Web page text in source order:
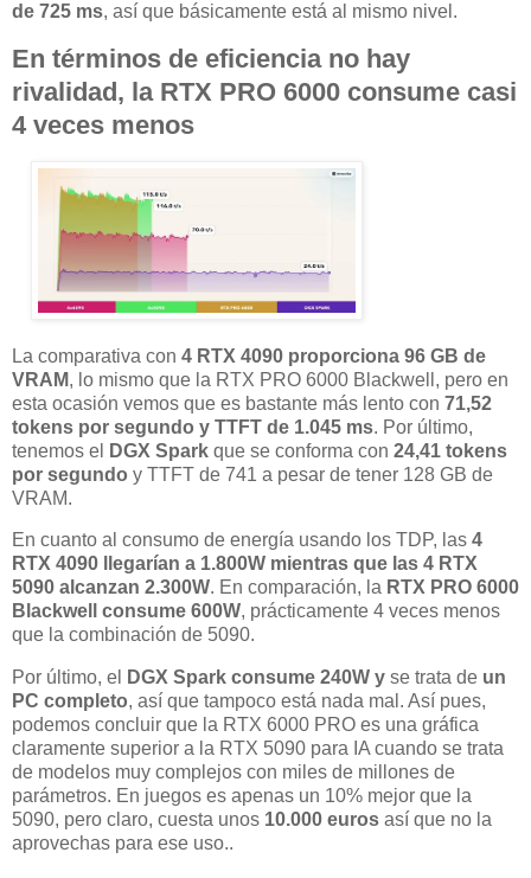
de 725 ms, así que básicamente está al mismo nivel.
En términos de eficiencia no hay
rivalidad, la RTX PRO 6000 consume casi
4 veces menos
La comparativa con 4 RTX 4090 proporciona 96 GB de
VRAM, lo mismo que la RTX PRO 6000 Blackwell, pero en
esta ocasión vemos que es bastante más lento con 71,52
tokens por segundo y TTFT de 1.045 ms. Por último,
tenemos el
DGX Spark que se conforma con 24,41 tokens
por segundo y TTFT de 741 a pesar de tener 128 GB de
VRAM.
En cuanto al consumo de energía usando los TDP, las 4
RTX 4090 llegarían a 1.800W mientras que las 4 RTX
5090 alcanzan 2.300W. En comparación, la RTX PRO 6000
Blackwell consume 600W, prácticamente 4 veces menos
que la combinación de 5090.
Por último, el DGX Spark consume 240W y se trata de un
PC completo, así que tampoco está nada mal. Así pues,
podemos concluir que la RTX 6000 PRO es una gráfica
claramente superior a la RTX 5090 para IA cuando se trata
de modelos muy complejos con miles de millones de
parámetros. En juegos es apenas un 10% mejor que la
5090, pero claro, cuesta unos 10.000 euros así que no la
aprovechas para ese uso..